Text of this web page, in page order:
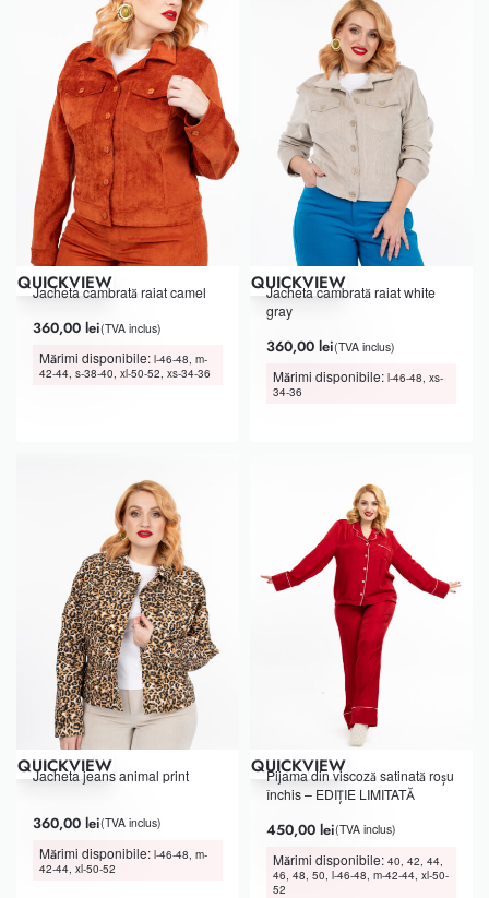
QUICKVIEW
Jacheta cambrată raiat camel
360,00 lei(TVA inclus)
Mărimi disponibile: l-46-48, m-
42-44, s-38-40, xl-50-52, xs-34-36
QUICKVIEW
Jacheta cambrată raiat white
gray
360,00 lei(TVA inclus)
Mărimi disponibile: l-46-48, xs-
34-36
QUICKVIEW
Jacheta jeans animal print
Evaluat la5.00din 5
360,00 lei(TVA inclus)
Mărimi disponibile: l-46-48, m-
42-44, xl-50-52
QUICKVIEW
Pijama din viscoză satinată roșu
închis – EDIȚIE LIMITATĂ
450,00 lei(TVA inclus)
Mărimi disponibile: 40, 42, 44,
46, 48, 50, l-46-48, m-42-44, xl-50-
52